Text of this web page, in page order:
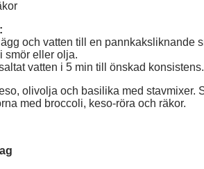
och vatten till en pannkaksliknande
smör eller olja.
vatten i 5 min till önskad konsistens.
olivolja och basilika med stavmixer.
med broccoli, keso-röra och räkor.